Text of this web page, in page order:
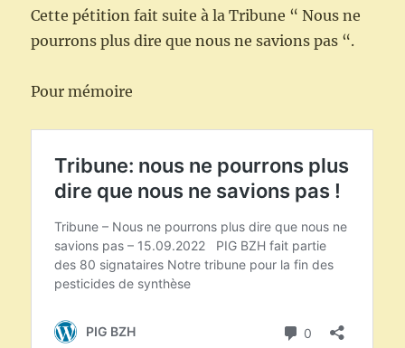
Cette pétition fait suite à la Tribune “ Nous ne
pourrons plus dire que nous ne savions pas “.
Pour mémoire